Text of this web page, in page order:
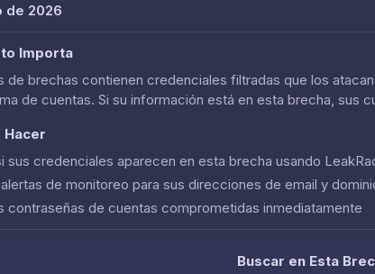
de 2026
Importa
de brechas contienen credenciales filtradas que los
de cuentas. Si su información está en esta brecha, sus
Hacer
sus credenciales aparecen en esta brecha usando
de monitoreo para sus direcciones de email y
contraseñas de cuentas comprometidas inmediatamente
Buscar en Esta